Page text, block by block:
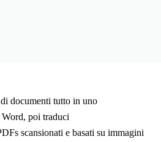
documenti tutto in uno
poi traduci
scansionati e basati su immagini